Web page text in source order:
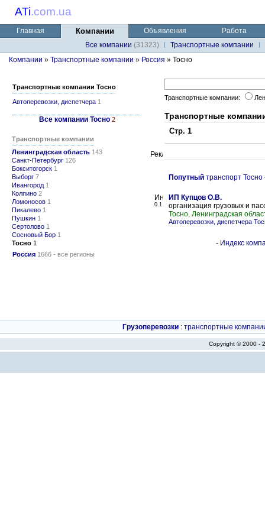
ATi.com.ua
Главная Компании Объявления
Работа
Все компании (31323)
Транспортные компании
Компании » Транспортные компании » Россия » Тосно
Транспортные компании Тосно
Автоперевозки, диспетчера 1
Все компании Тосно 2
Транспортные компании
Ленинградская область 143
Санкт-Петербург 126
Бокситогорск 1
Выборг 7
Ивангород 1
Колпино 2
Ломоносов 1
Пикалево 1
Пушкин 1
Сертолово 1
Сосновый Бор 1
Тосно 1
Россия 1666 - все регионы
Транспортные компании:
Транспортные
Стр. 1
Попутный транспорт Тосно
0.1
ИП Купцов О.В.
организация грузовых и
Тосно, Ленинградская
Автоперевозки, диспетчера
- Индекс
Грузоперевозки : транспортные
Copyright © 2000 -